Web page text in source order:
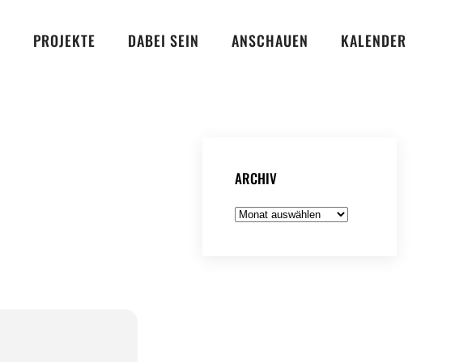
PROJEKTE DABEI SEIN ANSCHAUEN KALENDER
ARCHIV
Archiv